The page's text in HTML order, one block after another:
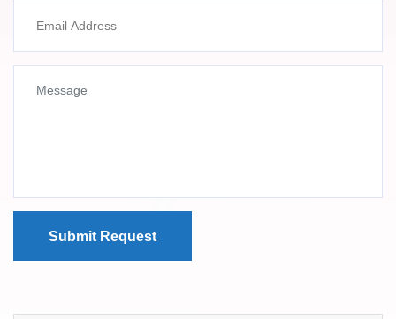
Submit Request